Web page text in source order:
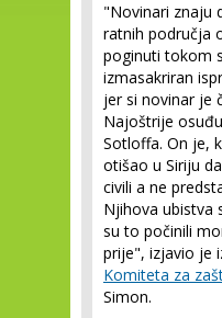
"Novinari znaju
ratnih područja
poginuti tokom
izmasakriran
jer si novinar je
Najoštrije
Sotloffa. On je,
otišao u Siriju
civili a ne
Njihova ubistva
su to počinili
prije", izjavio je
Komiteta za
Simon.